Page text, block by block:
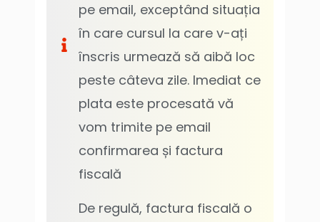
pe email, exceptând situația
în care cursul la care v-ați
înscris urmează să aibă loc
peste câteva zile. Imediat ce
plata este procesată vă
vom trimite pe email
confirmarea și factura
fiscală
De regulă, factura fiscală o